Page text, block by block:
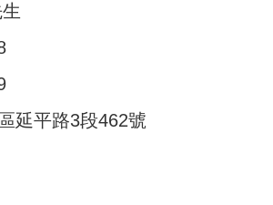
延平路3段462號